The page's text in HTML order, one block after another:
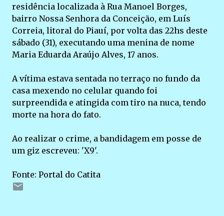
residência localizada à Rua Manoel Borges,
bairro Nossa Senhora da Conceição, em Luís
Correia, litoral do Piauí, por volta das 22hs deste
sábado (31), executando uma menina de nome
Maria Eduarda Araújo Alves, 17 anos.
A vítima estava sentada no terraço no fundo da
casa mexendo no celular quando foi
surpreendida e atingida com tiro na nuca, tendo
morte na hora do fato.
Ao realizar o crime, a bandidagem em posse de
um giz escreveu: 'X9'.
Fonte: Portal do Catita